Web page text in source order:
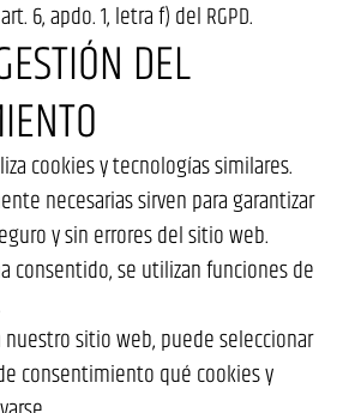
6, apdo. 1, letra f) del RGPD.
DEL
cookies y tecnologías similares.
necesarias sirven para garantizar
y sin errores del sitio web.
consentido, se utilizan funciones de
nuestro sitio web, puede seleccionar
consentimiento qué cookies y